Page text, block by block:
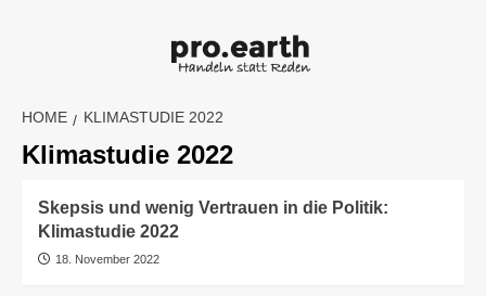
HOME KLIMASTUDIE 2022
Klimastudie 2022
Skepsis und wenig Vertrauen in die Politik:
Klimastudie 2022
18. November 2022